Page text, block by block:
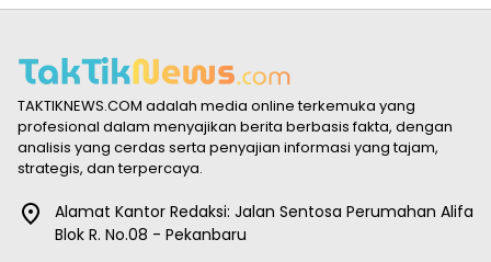
TAKTIKNEWS.COM adalah media online terkemuka yang
profesional dalam menyajikan berita berbasis fakta, dengan
analisis yang cerdas serta penyajian informasi yang tajam,
strategis, dan terpercaya.
Alamat Kantor Redaksi: Jalan Sentosa Perumahan Alifa
Blok R. No.08 - Pekanbaru